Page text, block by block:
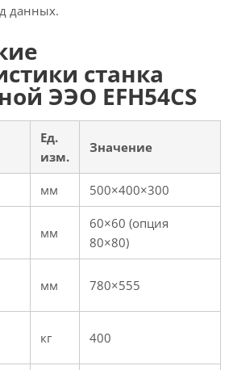
данных.
станка
ЭЭО EFH54CS
Ед.
изм.
Значение
мм 500×400×300
мм
60×60 (опция
80×80)
мм 780×555
кг 400